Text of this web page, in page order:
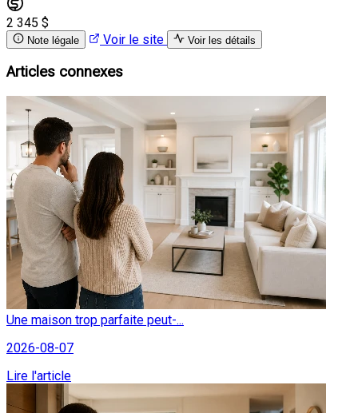
2 345 $
Note légale Voir le site Voir les détails
Articles connexes
Une maison trop parfaite peut-...
2026-08-07
Lire l'article